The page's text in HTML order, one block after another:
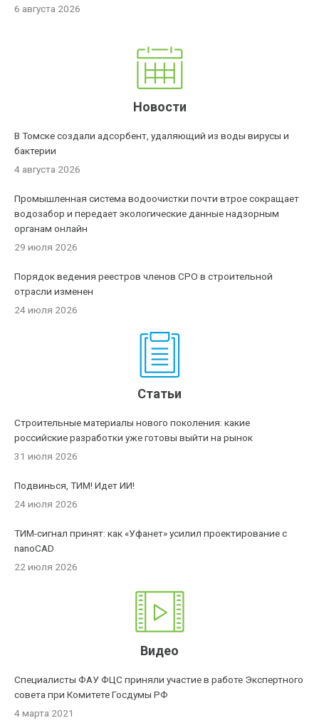
6 августа 2026
Новости
В Томске создали адсорбент, удаляющий из воды вирусы и
бактерии
4 августа 2026
Промышленная система водоочистки почти втрое сокращает
водозабор и передает экологические данные надзорным
органам онлайн
29 июля 2026
Порядок ведения реестров членов СРО в строительной
отрасли изменен
24 июля 2026
Статьи
Строительные материалы нового поколения: какие
российские разработки уже готовы выйти на рынок
31 июля 2026
Подвинься, ТИМ! Идет ИИ!
24 июля 2026
ТИМ-сигнал принят: как «Уфанет» усилил проектирование с
nanoCAD
22 июля 2026
Видео
Специалисты ФАУ ФЦС приняли участие в работе Экспертного
совета при Комитете Госдумы РФ
4 марта 2021